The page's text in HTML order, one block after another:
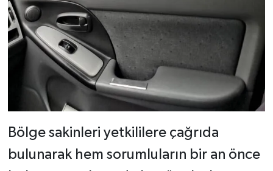
Bölge sakinleri yetkililere çağrıda
bulunarak hem sorumluların bir an önce